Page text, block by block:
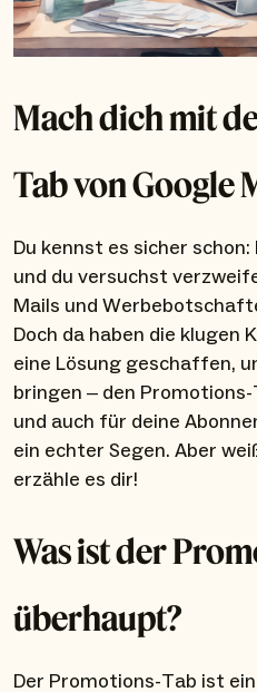
Mach dich mit
Tab von Google
Du kennst es sicher
und du versuchst
Mails und
Doch da haben die klugen
eine Lösung geschaffen,
bringen – den
und auch für deine
ein echter Segen. Aber
erzähle es dir!
Was ist der
überhaupt?
Der Promotions-Tab ist